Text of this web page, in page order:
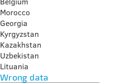
Morocco
Georgia
Kyrgyzstan
Kazakhstan
Uzbekistan
Lituania
Wrong data